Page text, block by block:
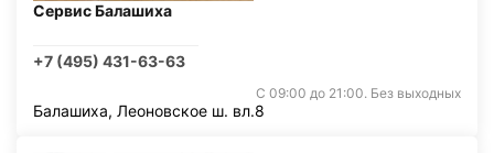
Сервис Балашиха
+7 (495) 431-63-63
С 09:00 до 21:00. Без выходных
Балашиха, Леоновское ш. вл.8